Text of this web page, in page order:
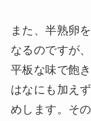
また、半熟卵
なるのですが
平板な味で飽
はなにも加え
めします。そ